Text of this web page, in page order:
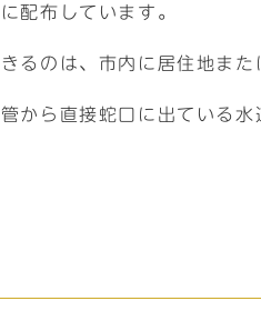
配布しています。
るのは、市内に居住地ま
から直接蛇口に出てい